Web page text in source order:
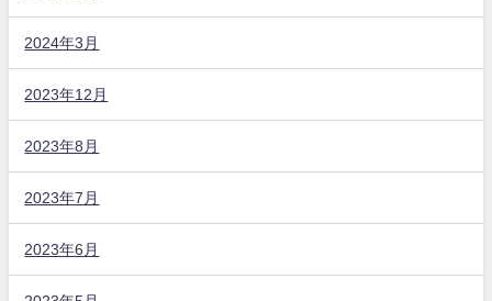
2024年3月
2023年12月
2023年8月
2023年7月
2023年6月